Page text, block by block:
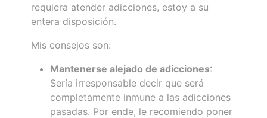
requiera atender adicciones, estoy a su
entera disposición.
Mis consejos son:
Mantenerse alejado de adicciones:
Sería irresponsable decir que será
completamente inmune a las adicciones
pasadas. Por ende, le recomiendo poner